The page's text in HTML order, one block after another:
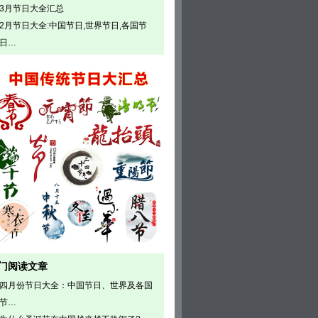
3月节日大全汇总
2月节日大全:中国节日,世界节日,各国节
日…
阅读文章
四月份节日大全：中国节日、世界及各国
节…